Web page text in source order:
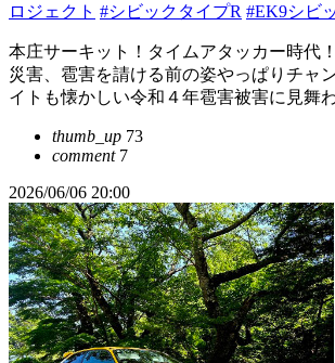
ロジェクト #シビックタイプR #EK9シビ
本庄サーキット！タイムアタッカー時代
災害、雹害を請ける前の姿やっぱりチャ
イトも懐かしい令和４年雹害被害に見舞
thumb_up 73
comment7
2026/06/06 20:00